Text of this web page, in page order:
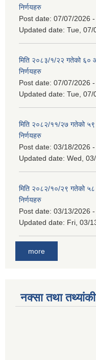
निर्णयहरु
Post date: 07/07/2026
Updated date: Tue, 07/
मिति २०८३/१/२२ गतेको ६० औं
निर्णयहरु
Post date: 07/07/2026 -
Updated date: Tue, 07/
मिति २०८२/११/२७ गतेको ५९
निर्णयहरु
Post date: 03/18/2026
Updated date: Wed,
मिति २०८२/१०/२९ गतेको ५८
निर्णयहरु
Post date: 03/13/2026
Updated date: Fri, 03/
more
नक्सा तथा